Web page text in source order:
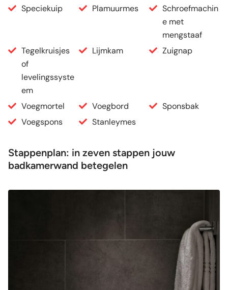
Speciekuip
Plamuurmes
Schroefmachin
e met
mengstaaf
Tegelkruisjes
of
levelingssyste
em
Lijmkam Zuignap
Voegmortel Voegbord
Sponsbak
Voegspons
Stanleymes
Stappenplan: in zeven stappen jouw
badkamerwand betegelen